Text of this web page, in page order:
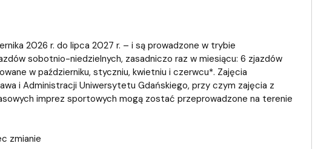
2026 r. do lipca 2027 r. – i są prowadzone w trybie
sobotnio-niedzielnych, zasadniczo raz w miesiącu: 6 zjazdów
w październiku, styczniu, kwietniu i czerwcu*. Zajęcia
i Administracji Uniwersytetu Gdańskiego, przy czym zajęcia z
imprez sportowych mogą zostać przeprowadzone na terenie
zmianie